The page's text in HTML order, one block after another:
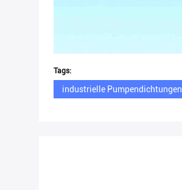
Tags:
industrielle Pumpendichtungen